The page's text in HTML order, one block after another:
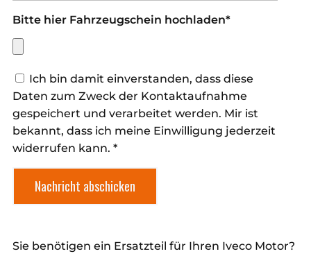
Bitte hier Fahrzeugschein hochladen*
Ich bin damit einverstanden, dass diese
Daten zum Zweck der Kontaktaufnahme
gespeichert und verarbeitet werden. Mir ist
bekannt, dass ich meine Einwilligung jederzeit
widerrufen kann. *
Nachricht abschicken
Sie benötigen ein Ersatzteil für Ihren Iveco Motor?